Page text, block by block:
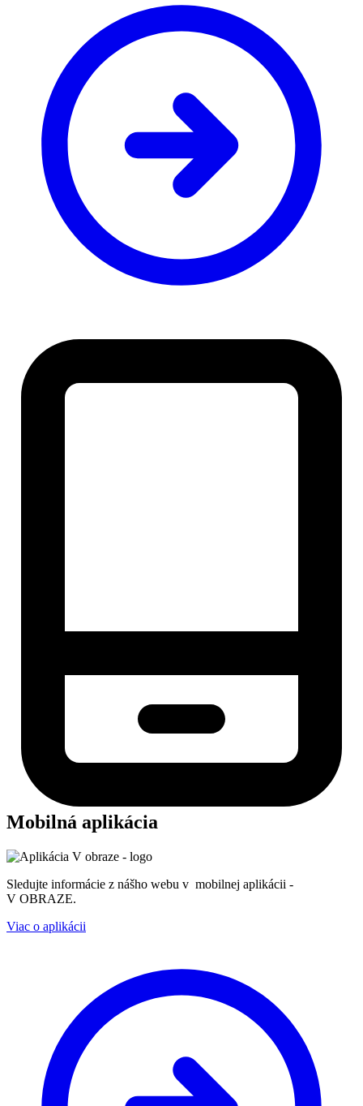
Mobilná aplikácia
Sledujte informácie z nášho webu v mobilnej aplikácii -
V OBRAZE.
Viac o aplikácii